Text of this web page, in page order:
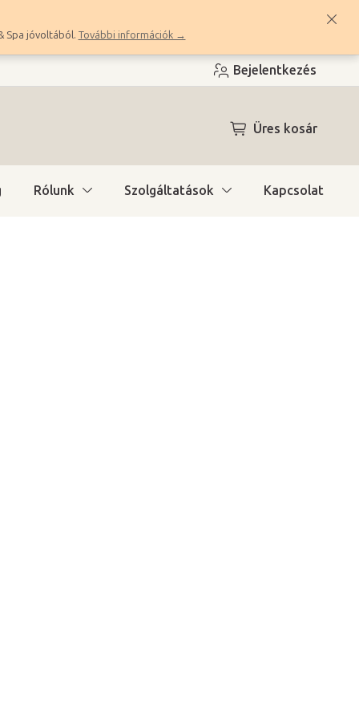
Spa jóvoltából. További információk →
Bejelentkezés
KOSÁR
Üres kosár
Rólunk Szolgáltatások Kapcsolat